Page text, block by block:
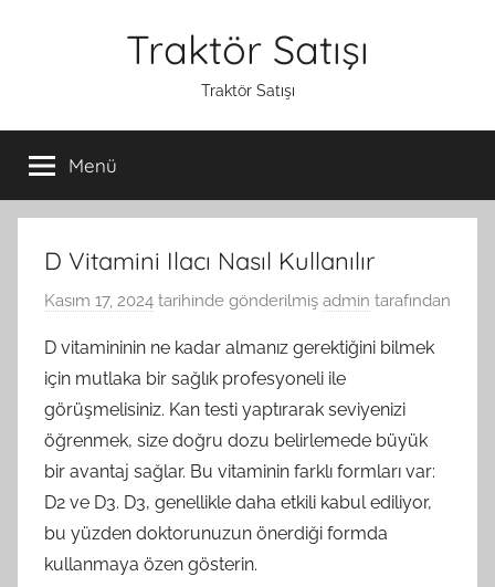
Traktör Satışı
Traktör Satışı
Menü
D Vitamini Ilacı Nasıl Kullanılır
Kasım 17, 2024 tarihinde gönderilmiş admin tarafından
D vitamininin ne kadar almanız gerektiğini bilmek
için mutlaka bir sağlık profesyoneli ile
görüşmelisiniz. Kan testi yaptırarak seviyenizi
öğrenmek, size doğru dozu belirlemede büyük
bir avantaj sağlar. Bu vitaminin farklı formları var:
D2 ve D3. D3, genellikle daha etkili kabul ediliyor,
bu yüzden doktorunuzun önerdiği formda
kullanmaya özen gösterin.